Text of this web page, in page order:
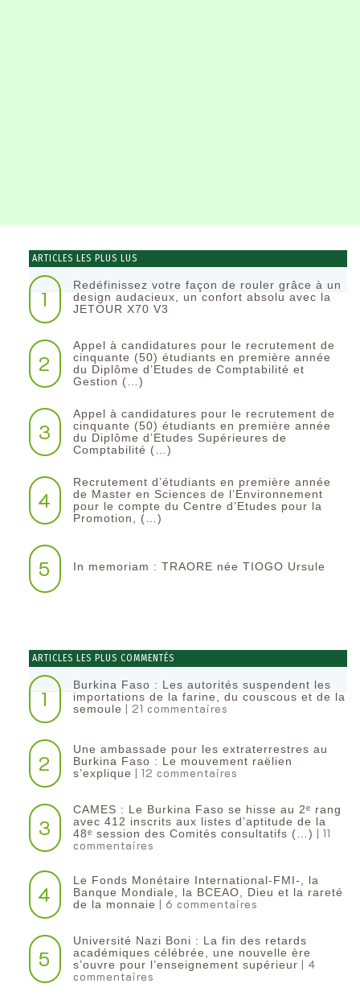
ARTICLES LES PLUS LUS
1
Redéfinissez votre façon de rouler grâce à un
design audacieux, un confort absolu avec la
JETOUR X70 V3
2
Appel à candidatures pour le recrutement de
cinquante (50) étudiants en première année
du Diplôme d’Etudes de Comptabilité et
Gestion (…)
3
Appel à candidatures pour le recrutement de
cinquante (50) étudiants en première année
du Diplôme d’Etudes Supérieures de
Comptabilité (…)
4
Recrutement d’étudiants en première année
de Master en Sciences de l’Environnement
pour le compte du Centre d’Etudes pour la
Promotion, (…)
5 In memoriam : TRAORE née TIOGO Ursule
ARTICLES LES PLUS COMMENTÉS
1
Burkina Faso : Les autorités suspendent les
importations de la farine, du couscous et de la
semoule | 21 commentaires
2
Une ambassade pour les extraterrestres au
Burkina Faso : Le mouvement raëlien
s’explique | 12 commentaires
3
CAMES : Le Burkina Faso se hisse au 2ᵉ rang
avec 412 inscrits aux listes d’aptitude de la
48ᵉ session des Comités consultatifs (…) | 11
commentaires
4
Le Fonds Monétaire International-FMI-, la
Banque Mondiale, la BCEAO, Dieu et la rareté
de la monnaie | 6 commentaires
5
Université Nazi Boni : La fin des retards
académiques célébrée, une nouvelle ère
s’ouvre pour l’enseignement supérieur | 4
commentaires